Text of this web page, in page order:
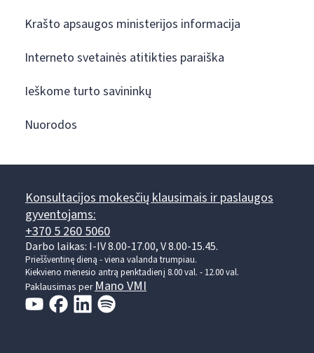
Krašto apsaugos ministerijos informacija
Interneto svetainės atitikties paraiška
Ieškome turto savininkų
Nuorodos
Konsultacijos mokesčių klausimais ir paslaugos
gyventojams:
+370 5 260 5060
Darbo laikas: I-IV 8.00-17.00, V 8.00-15.45.
Prieššventinę dieną - viena valanda trumpiau.
Kiekvieno mėnesio antrą penktadienį 8.00 val. - 12.00 val.
Paklausimas per Mano VMI